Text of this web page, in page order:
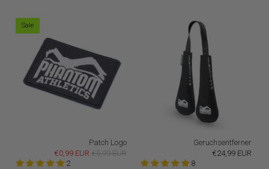
Sale
Patch Logo
€0,99 EUR €5,99 EUR
2
Geruchsentferner
€24,99 EUR
8